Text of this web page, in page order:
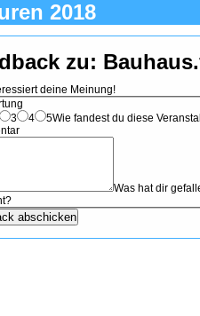
2018
zu:
deine Meinung!
3 4 5Wie fandest du diese
Was hat dir